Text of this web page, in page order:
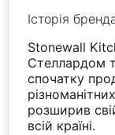
Історія
Stonewall
Стеллардом
спочатку
розширив
всій країні.